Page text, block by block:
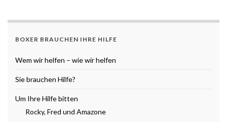
BOXER BRAUCHEN IHRE HILFE
Wem wir helfen – wie wir helfen
Sie brauchen Hilfe?
Um Ihre Hilfe bitten
Rocky, Fred und Amazone